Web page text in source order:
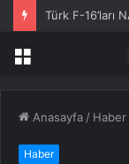
Menü
Anasayfa / Haber
Haber